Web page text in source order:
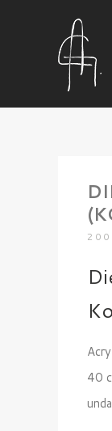
40